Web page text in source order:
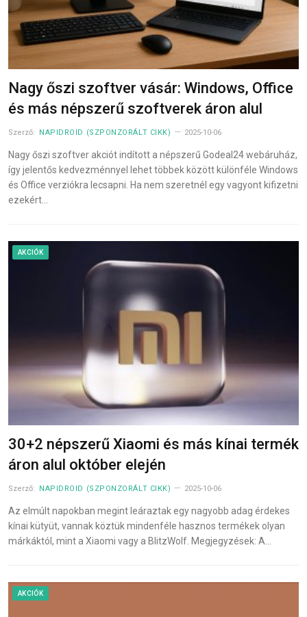
Nagy őszi szoftver vásár: Windows, Office
és más népszerű szoftverek áron alul
Szerző: NAPIDROID (SZPONZORÁLT CIKK) 2025-10-06
Nagy őszi szoftver akciót indított a népszerű Godeal24 webáruház,
így jelentős kedvezménnyel lehet többek között különféle Windows
és Office verziókra lecsapni. Ha nem szeretnél egy vagyont kifizetni
ezekért…
AKCIÓK
30+2 népszerű Xiaomi és más kínai termék
áron alul október elején
Szerző: NAPIDROID (SZPONZORÁLT CIKK) 2025-10-06
Az elmúlt napokban megint leáraztak egy nagyobb adag érdekes
kínai kütyüt, vannak köztük mindenféle hasznos termékek olyan
márkáktól, mint a Xiaomi vagy a BlitzWolf. Megjegyzések: A…
AKCIÓK